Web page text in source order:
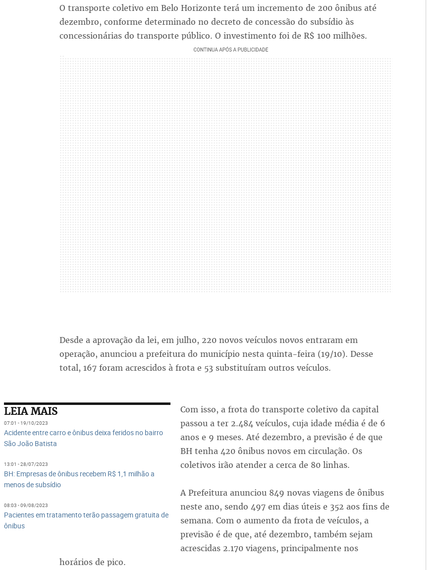
O transporte coletivo em Belo Horizonte terá um incremento de 200 ônibus até
dezembro, conforme determinado no decreto de concessão do subsídio às
concessionárias do transporte público. O investimento foi de R$ 100 milhões.
Desde a aprovação da lei, em julho, 220 novos veículos novos entraram em
operação, anunciou a prefeitura do município nesta quinta-feira (19/10). Desse
total, 167 foram acrescidos à frota e 53 substituíram outros veículos.
LEIA MAIS
07:01 - 19/10/2023
Acidente entre carro e ônibus deixa feridos no bairro
São João Batista
13:01 - 28/07/2023
BH: Empresas de ônibus recebem R$ 1,1 milhão a
menos de subsídio
08:03 - 09/08/2023
Pacientes em tratamento terão passagem gratuita de
ônibus
Com isso, a frota do transporte coletivo da capital
passou a ter 2.484 veículos, cuja idade média é de 6
anos e 9 meses. Até dezembro, a previsão é de que
BH tenha 420 ônibus novos em circulação. Os
coletivos irão atender a cerca de 80 linhas.
A Prefeitura anunciou 849 novas viagens de ônibus
neste ano, sendo 497 em dias úteis e 352 aos fins de
semana. Com o aumento da frota de veículos, a
previsão é de que, até dezembro, também sejam
acrescidas 2.170 viagens, principalmente nos
horários de pico.